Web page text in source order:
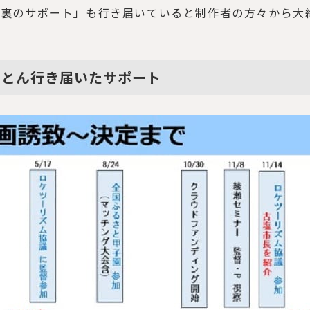
のサポート」も行き届いていると制作者の方々から大
ん行き届いたサポート